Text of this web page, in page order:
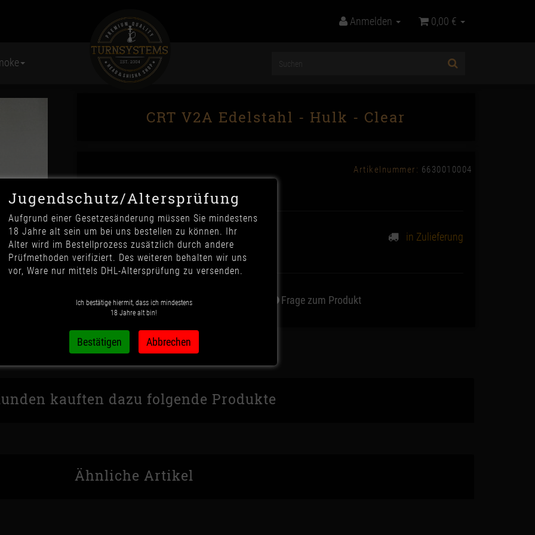
Anmelden 0,00 €
CRT V2A Edelstahl - Hulk - Clear
Artikelnummer: 6630010004
79,90 € *
in Zulieferung
Wunschzettel Frage zum Produkt
kauften dazu folgende Produkte
Ähnliche Artikel
Jugendschutz/Altersprüfung
Aufgrund einer Gesetzesänderung müssen Sie mindestens
18 Jahre alt sein um bei uns bestellen zu können. Ihr
Alter wird im Bestellprozess zusätzlich durch andere
Prüfmethoden verifiziert. Des weiteren behalten wir uns
vor, Ware nur mittels DHL-Altersprüfung zu versenden.
Ich bestätige hiermit, dass ich mindestens
18 Jahre alt bin!